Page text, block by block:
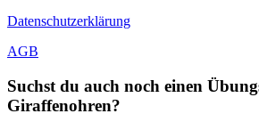
Datenschutzerklärung
AGB
Suchst du auch noch einen
Giraffenohren?